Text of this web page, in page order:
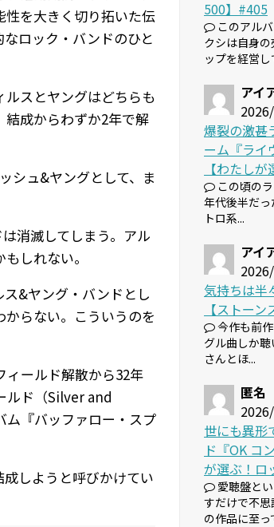
を大きく切り拓いた伝
ロック・バンドのひと
ルスとヤングはどちらも
成からわずか2年で解
シュ&ヤングとして、ま
消滅してしまう。アル
しれない。
&ヤング・バンドとし
らない。こういうのを
ィールド解散から32年
ルド（Silver and
『バッファロー・スプ
しようと呼びかけてい
500】#405
このアル
クシは自身
ップを経営し
アイ
爆裂の激甚
ーム『ライ
【わたし
この頃の
年代後半だ
トロ系...
アイ
気持ちは半
【ストー
今作も前
グル曲しか
さんとほ...
匿名
世にも異形
ド『OK コ
が選ぶ！ロ
愛聴盤と
すだけで不
の作品に至っ